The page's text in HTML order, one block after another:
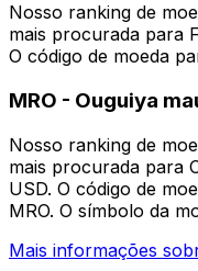
Nosso ranking de
mais procurada para
O código de moeda
MRO - Ouguiya
Nosso ranking de
mais procurada para
USD. O código de
MRO. O símbolo da
Mais informações